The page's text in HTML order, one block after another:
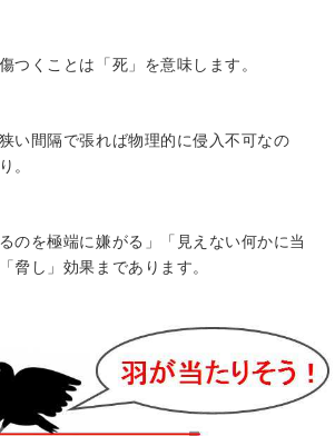
つくことは「死」を意味します。
い間隔で張れば物理的に侵入不可なの
。
のを極端に嫌がる」「見えない何かに当
脅し」効果まであります。